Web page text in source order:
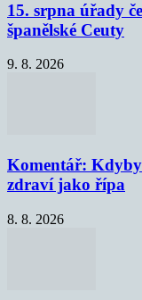
15. srpna úřady
španělské Ceuty
9. 8. 2026
Komentář: Kdyby
zdraví jako řípa
8. 8. 2026